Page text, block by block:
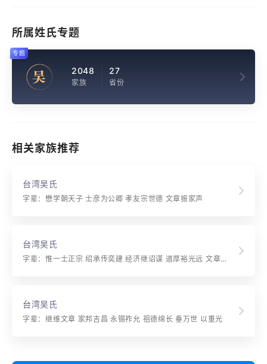
所属姓氏专题
吴 2048
家族
27
省份
专题
相关家族推荐
台湾吴氏
字辈：懋学朝天子 士彦为公卿 孝友宗世德 文章振家声
台湾吴氏
字辈：惟一士正宗 绍承传奕建 经济继诏谋 道厚裕光远 文章资国本 诗礼振家声 世德渊源永 绵延庆显荣
台湾吴氏
字辈：继维文章 家邦吉昌 永锡祚允 祖德绵长 垂万世 以重光